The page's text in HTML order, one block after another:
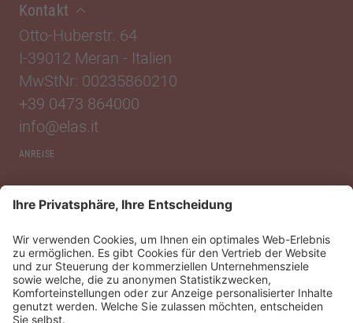
Kontakt
Otto-Huberstr. 64
I-39012 Meran - Italien
MwStNr: 00235860210
+39 0473 864000
info@elas.it
ANREISE
Wir von Elas
Service